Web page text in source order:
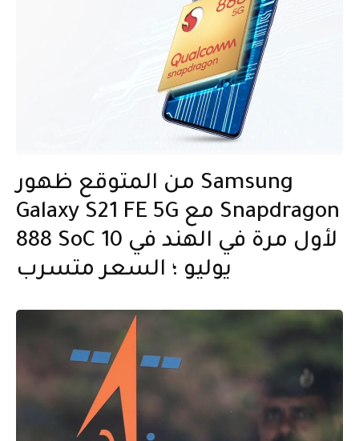
من المتوقع ظهور Samsung
Galaxy S21 FE 5G مع Snapdragon
888 SoC لأول مرة في الهند في 10
يوليو ؛ السعر متسرب